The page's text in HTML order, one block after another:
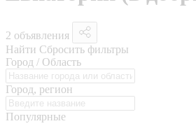
2 объявления
Найти Сбросить фильтры
Город / Область
Город, регион
Популярные